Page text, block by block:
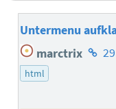
Untermenu
marctrix
html